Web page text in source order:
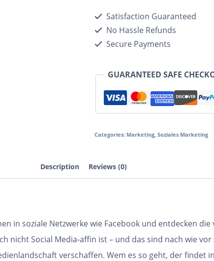
Satisfaction Guaranteed
No Hassle Refunds
Secure Payments
GUARANTEED SAFE
Categories: Marketing, Soziales Marketing
Description Reviews (0)
in soziale Netzwerke wie Facebook und entdecken
nicht Social Media-affin ist – und das sind nach wie
verschaffen. Wem es so geht, der findet